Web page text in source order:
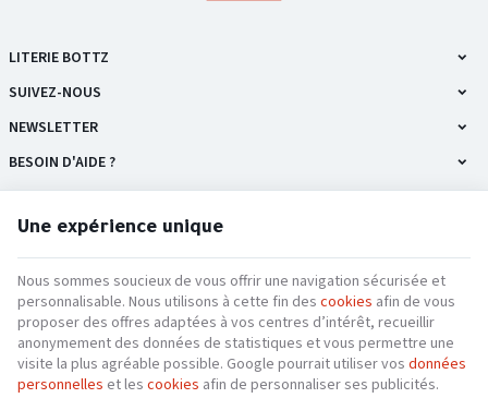
SUIVEZ-NOUS
NEWSLETTER
LITERIE BOTTZ
BESOIN D'AIDE ?
NOS PRODUITS
INFORMATIONS
Literie Bottz | N° d'entreprise : 0692.761.132 | Mentions légales & Contact
Conditions
générales|Nos partenaires web
Conditions d'utilisation du site web |Cookies|Données personnelles |Traitement de vos
Une expérience unique
Nous sommes soucieux de vous offrir une navigation sécurisée et
personnalisable. Nous utilisons à cette fin des cookies afin de vous
proposer des offres adaptées à vos centres d’intérêt, recueillir
anonymement des données de statistiques et vous permettre une
visite la plus agréable possible. Google pourrait utiliser vos données
personnelles et les cookies afin de personnaliser ses publicités.